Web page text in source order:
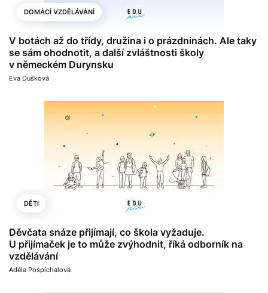
DOMÁCÍ VZDĚLÁVÁNÍ
V botách až do třídy, družina i o prázdninách. Ale taky
se sám ohodnotit, a další zvláštnosti školy
v německém Durynsku
Eva Dušková
DĚTI
Děvčata snáze přijímají, co škola vyžaduje.
U přijímaček je to může zvýhodnit, říká odborník na
vzdělávání
Adéla Pospíchalová